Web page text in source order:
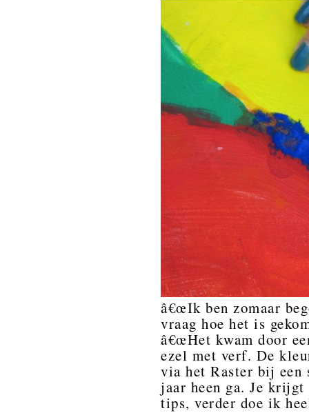
â€œIk ben zomaar
vraag hoe het is
â€œHet kwam door
ezel met verf. De
via het Raster bij
jaar heen ga. Je
tips, verder doe ik